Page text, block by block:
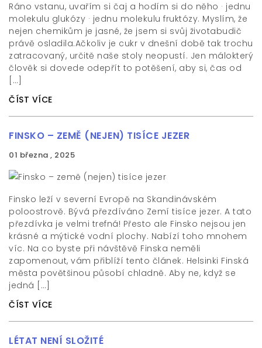
Ráno vstanu, uvařím si čaj a hodím si do něho · jednu
molekulu glukózy · jednu molekulu fruktózy. Myslím, že
nejen chemikům je jasné, že jsem si svůj životabudič
právě osladila.Ačkoliv je cukr v dnešní době tak trochu
zatracovaný, určitě naše stoly neopustí. Jen málokterý
člověk si dovede odepřít to potěšení, aby si, čas od
[…]
ČÍST VÍCE
FINSKO – ZEMĚ (NEJEN) TISÍCE JEZER
01 března , 2025
Finsko leží v severní Evropě na Skandinávském
poloostrově. Bývá přezdíváno Zemí tisíce jezer. A tato
přezdívka je velmi trefná! Přesto ale Finsko nejsou jen
krásné a mýtické vodní plochy. Nabízí toho mnohem
víc. Na co byste při návštěvě Finska neměli
zapomenout, vám přiblíží tento článek. Helsinki Finská
města povětšinou působí chladně. Aby ne, když se
jedná […]
ČÍST VÍCE
LÉTAT NENÍ SLOŽITÉ